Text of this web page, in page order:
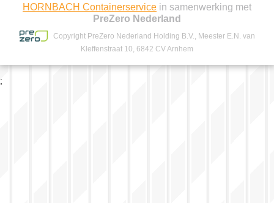
HORNBACH Containerservice in samenwerking met
PreZero Nederland
Copyright PreZero Nederland Holding B.V., Meester E.N. van
Kleffenstraat 10, 6842 CV Arnhem
;